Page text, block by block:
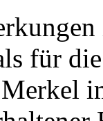
für
Merkel